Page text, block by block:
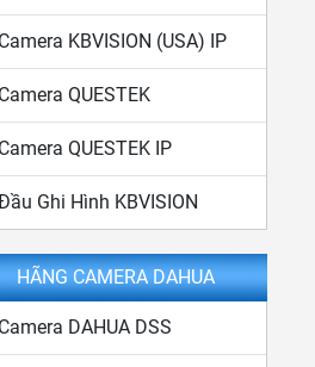
Camera KBVISION (USA) IP
Camera QUESTEK
Camera QUESTEK IP
Ghi Hình KBVISION
HÃNG CAMERA DAHUA
Camera DAHUA DSS